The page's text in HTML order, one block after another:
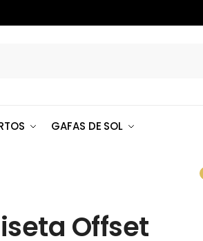
GAFAS DE SOL
Offset